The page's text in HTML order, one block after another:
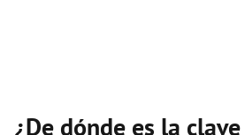
¿De dónde es la